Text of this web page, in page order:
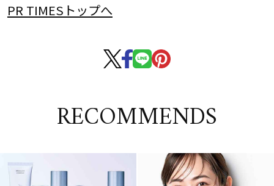
PR TIMESトップへ
RECOMMENDS